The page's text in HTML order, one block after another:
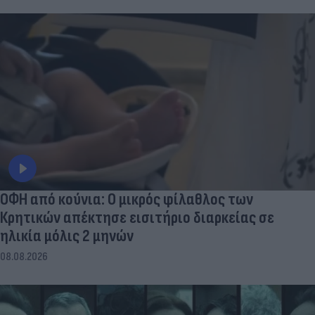
ΟΦΗ από κούνια: Ο μικρός φίλαθλος των
Κρητικών απέκτησε εισιτήριο διαρκείας σε
ηλικία μόλις 2 μηνών
08.08.2026